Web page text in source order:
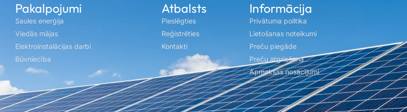
Pakalpojumi
Saules enerģija
Viedās mājas
Elektroinstalācijas darbi
Būvniecība
Atbalsts
Pieslēgties
Reģistrēties
Kontakti
Informācija
Privātuma politika
Lietošanas noteikumi
Preču piegāde
Preču atgriešana
Apmaksas nosacījumi